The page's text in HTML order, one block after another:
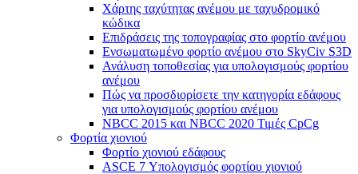
Χάρτης ταχύτητας ανέμου με ταχυδρομικό
κώδικα
Επιδράσεις της τοπογραφίας στο φορτίο ανέμου
Ενσωματωμένο φορτίο ανέμου στο SkyCiv S3D
Ανάλυση τοποθεσίας για υπολογισμούς φορτίου
ανέμου
Πώς να προσδιορίσετε την κατηγορία εδάφους
για υπολογισμούς φορτίου ανέμου
NBCC 2015 και NBCC 2020 Τιμές CpCg
Φορτία χιονιού
Φορτίο χιονιού εδάφους
ASCE 7 Υπολογισμός φορτίου χιονιού